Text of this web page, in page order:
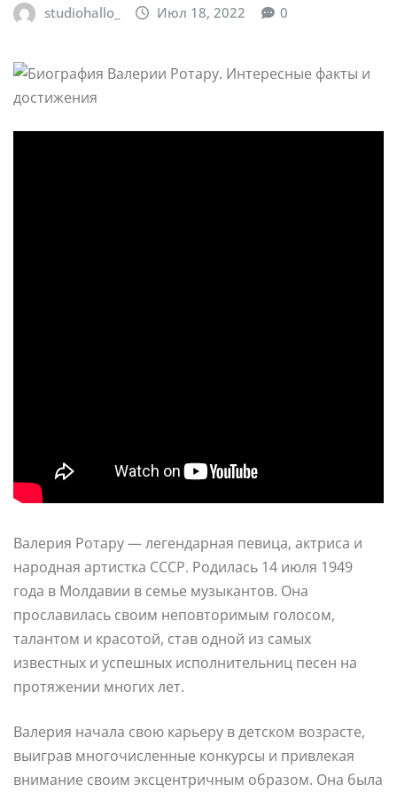
studiohallo_ Июл 18, 2022 0
Валерия Ротару — легендарная певица, актриса и
народная артистка СССР. Родилась 14 июля 1949
года в Молдавии в семье музыкантов. Она
прославилась своим неповторимым голосом,
талантом и красотой, став одной из самых
известных и успешных исполнительниц песен на
протяжении многих лет.
Валерия начала свою карьеру в детском возрасте,
выиграв многочисленные конкурсы и привлекая
внимание своим эксцентричным образом. Она была